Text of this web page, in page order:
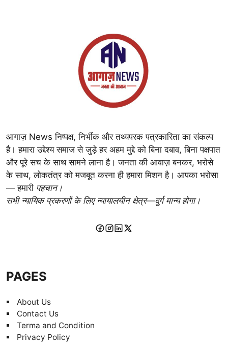
आगाज़ News निष्पक्ष, निर्भीक और तथ्यपरक पत्रकारिता का संकल्प
है। हमारा उद्देश्य समाज से जुड़े हर अहम मुद्दे को बिना दबाव, बिना पक्षपात
और पूरे सच के साथ सामने लाना है। जनता की आवाज़ बनकर, भरोसे
के साथ, लोकतंत्र को मजबूत करना ही हमारा मिशन है। आपका भरोसा
— हमारी पहचान।
सभी न्यायिक प्रकरणों के लिए न्यायालयीन क्षेत्र—दुर्ग मान्य होगा।
PAGES
About Us
Contact Us
Terma and Condition
Privacy Policy